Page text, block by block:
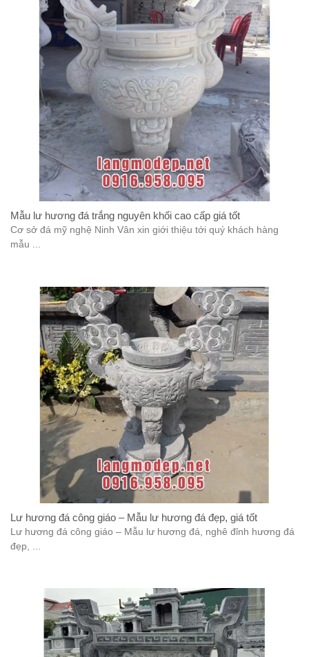
Mẫu lư hương đá trắng nguyên khối cao cấp giá tốt
Cơ sở đá mỹ nghệ Ninh Vân xin giới thiệu tới quý khách hàng
mẫu ...
Lư hương đá công giáo – Mẫu lư hương đá đẹp, giá tốt
Lư hương đá công giáo – Mẫu lư hương đá, nghê đỉnh hương đá
đẹp, ...